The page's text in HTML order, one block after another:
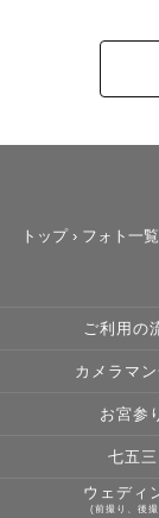
〜好きなこと
共通点があり
・和菓子（和
・カフェ（の
・旅行（1人旅
🌸撮影地域
埼玉・東京・神
※対応エリア内
※対応エリア外
トップ› フォト一覧
ご利用の
カメラマ
お宮参
七五三
ウェディ
(前撮り、後